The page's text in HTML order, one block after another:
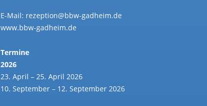
E-Mail: rezeption@bbw-gadheim.de
www.bbw-gadheim.de
Termine
2026
23. April – 25. April 2026
10. September – 12. September 2026